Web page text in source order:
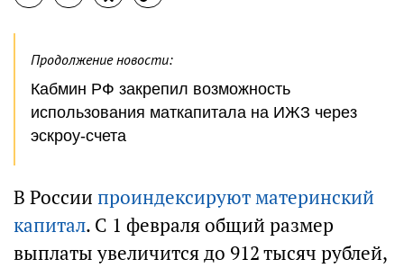
Продолжение новости:
Кабмин РФ закрепил возможность
использования маткапитала на ИЖЗ через
эскроу-счета
В России проиндексируют материнский
капитал. С 1 февраля общий размер
выплаты увеличится до 912 тысяч рублей,